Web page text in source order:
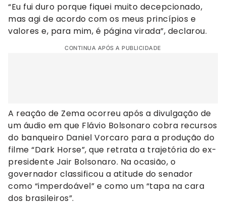
“Eu fui duro porque fiquei muito decepcionado,
mas agi de acordo com os meus princípios e
valores e, para mim, é página virada”, declarou.
CONTINUA APÓS A PUBLICIDADE
A reação de Zema ocorreu após a divulgação de
um áudio em que Flávio Bolsonaro cobra recursos
do banqueiro Daniel Vorcaro para a produção do
filme “Dark Horse”, que retrata a trajetória do ex-
presidente Jair Bolsonaro. Na ocasião, o
governador classificou a atitude do senador
como “imperdoável” e como um “tapa na cara
dos brasileiros”.